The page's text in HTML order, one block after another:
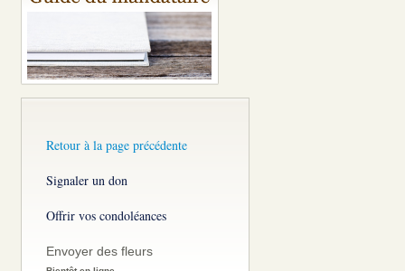
Retour à la page précédente
Signaler un don
Offrir vos condoléances
Envoyer des fleurs